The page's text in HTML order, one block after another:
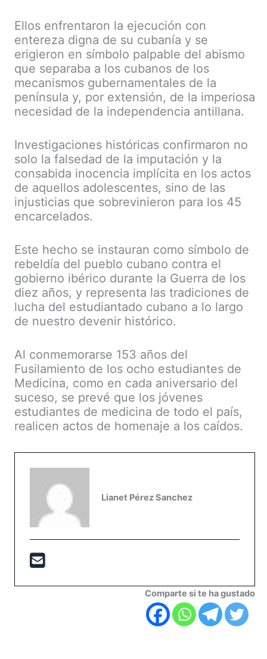
Ellos enfrentaron la ejecución con
entereza digna de su cubanía y se
erigieron en símbolo palpable del abismo
que separaba a los cubanos de los
mecanismos gubernamentales de la
península y, por extensión, de la imperiosa
necesidad de la independencia antillana.
Investigaciones históricas confirmaron no
solo la falsedad de la imputación y la
consabida inocencia implícita en los actos
de aquellos adolescentes, sino de las
injusticias que sobrevinieron para los 45
encarcelados.
Este hecho se instauran como símbolo de
rebeldía del pueblo cubano contra el
gobierno ibérico durante la Guerra de los
diez años, y representa las tradiciones de
lucha del estudiantado cubano a lo largo
de nuestro devenir histórico.
Al conmemorarse 153 años del
Fusilamiento de los ocho estudiantes de
Medicina, como en cada aniversario del
suceso, se prevé que los jóvenes
estudiantes de medicina de todo el país,
realicen actos de homenaje a los caídos.
Lianet Pérez Sanchez
Comparte si te ha gustado